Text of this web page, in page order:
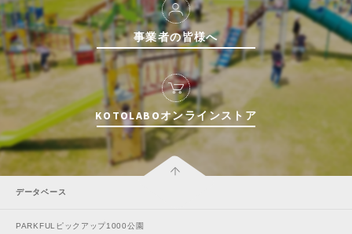
事業者の皆様へ
KOTOLABOオンラインストア
データベース
PARKFULピックアップ1000公園